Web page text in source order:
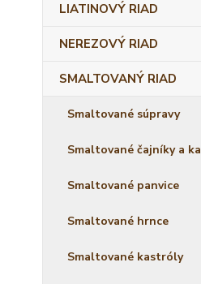
LIATINOVÝ RIAD
NEREZOVÝ RIAD
SMALTOVANÝ RIAD
Smaltované súpravy
Smaltované čajníky a
Smaltované panvice
Smaltované hrnce
Smaltované kastróly